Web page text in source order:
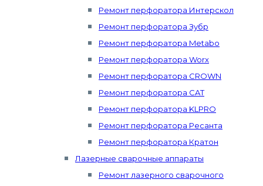
Ремонт перфоратора Интерскол
Ремонт перфоратора Зубр
Ремонт перфоратора Metabo
Ремонт перфоратора Worx
Ремонт перфоратора CROWN
Ремонт перфоратора CAT
Ремонт перфоратора KLPRO
Ремонт перфоратора Ресанта
Ремонт перфоратора Кратон
Лазерные сварочные аппараты
Ремонт лазерного сварочного